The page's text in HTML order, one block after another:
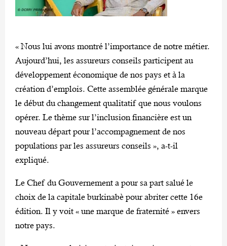
« Nous lui avons montré l’importance de notre métier.
Aujourd’hui, les assureurs conseils participent au
développement économique de nos pays et à la
création d’emplois. Cette assemblée générale marque
le début du changement qualitatif que nous voulons
opérer. Le thème sur l’inclusion financière est un
nouveau départ pour l’accompagnement de nos
populations par les assureurs conseils », a-t-il
expliqué.
Le Chef du Gouvernement a pour sa part salué le
choix de la capitale burkinabè pour abriter cette 16e
édition. Il y voit « une marque de fraternité » envers
notre pays.